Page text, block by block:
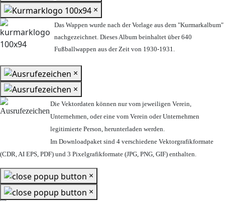
×
Das Wappen wurde nach der Vorlage aus dem "Kurmarkalbum"
nachgezeichnet. Dieses Album beinhaltet über 640
Fußballwappen aus der Zeit von 1930-1931.
×
×
Die Vektordaten können nur vom jeweiligen Verein,
Unternehmen, oder eine vom Verein oder Unternehmen
legitimierte Person, herunterladen werden.
Im Downloadpaket sind 4 verschiedene Vektorgrafikformate
(CDR, AI EPS, PDF) und 3 Pixelgrafikformate (JPG, PNG, GIF) enthalten.
×
×